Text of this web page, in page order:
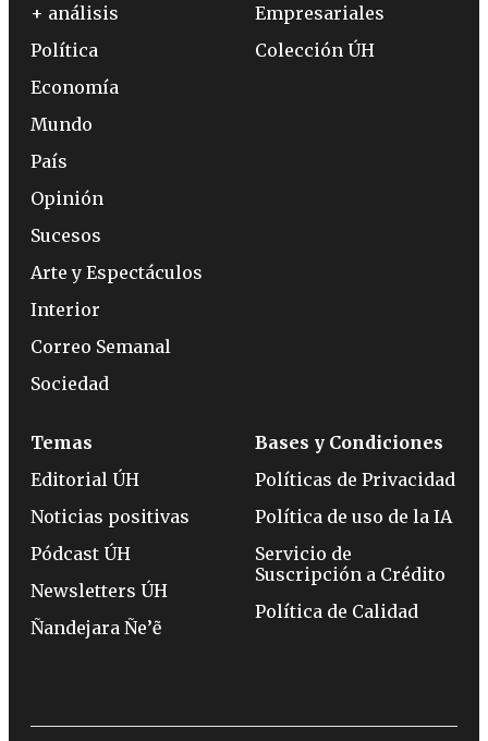
+ análisis
Política
Economía
Mundo
País
Opinión
Sucesos
Arte y Espectáculos
Interior
Correo Semanal
Sociedad
Empresariales
Colección ÚH
Temas
Editorial ÚH
Noticias positivas
Pódcast ÚH
Newsletters ÚH
Ñandejara Ñe’ẽ
Bases y Condiciones
Políticas de Privacidad
Política de uso de la IA
Servicio de
Suscripción a Crédito
Política de Calidad